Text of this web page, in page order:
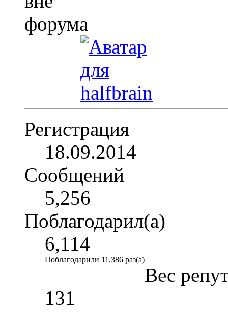
Регистрация
18.09.2014
Сообщений
5,256
Поблагодарил(а)
6,114
Поблагодарили 11,386 раз(а)
Вес
131